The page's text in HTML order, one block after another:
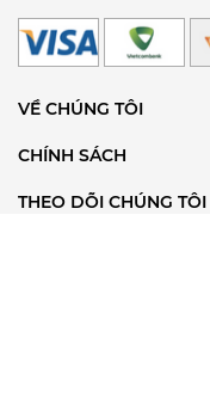
VỀ CHÚNG TÔI
CHÍNH SÁCH
THEO DÕI CHÚNG TÔI